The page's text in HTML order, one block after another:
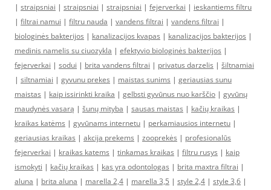
| straipsniai | straipsniai | straipsniai | fejerverkai | ieskantiems filtru
| filtrai namui | filtru nauda | vandens filtrai | vandens filtrai |
biologinės bakterijos | kanalizacijos kvapas | kanalizacijos bakterijos |
medinis namelis su ciuozykla | efektyvio biologinės bakterijos |
fejerverkai | sodui | brita vandens filtrai | privatus darzelis | šiltnamiai
| siltnamiai | gyvunu prekes | maistas sunims | geriausias sunu
maistas | kaip issirinkti kraika | gelbsti gyvūnus nuo karščio | gyvūnų
maudynės vasarą | šunų mityba | sausas maistas | kačių kraikas |
kraikas katėms | gyvūnams internetu | perkamiausios internetu |
geriausias kraikas | akcija prekems | zooprekės | profesionalūs
fejerverkai | kraikas katems | tinkamas kraikas | filtru rusys | kaip
ismokyti | kačių kraikas | kas yra odontologas | brita maxtra filtrai |
aluna | brita aluna | marella 2,4 | marella 3,5 | style 2,4 | style 3,6 |